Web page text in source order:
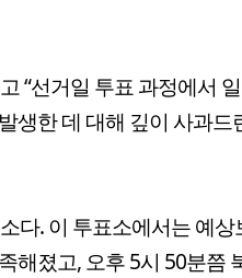
“선거일 투표 과정에서
생한 데 대해 깊이 사과드
다. 이 투표소에서는 예상
해졌고, 오후 5시 50분쯤